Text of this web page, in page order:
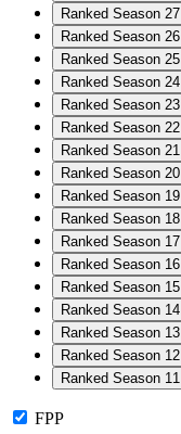
Ranked Season 27
Ranked Season 26
Ranked Season 25
Ranked Season 24
Ranked Season 23
Ranked Season 22
Ranked Season 21
Ranked Season 20
Ranked Season 19
Ranked Season 18
Ranked Season 17
Ranked Season 16
Ranked Season 15
Ranked Season 14
Ranked Season 13
Ranked Season 12
Ranked Season 11
FPP